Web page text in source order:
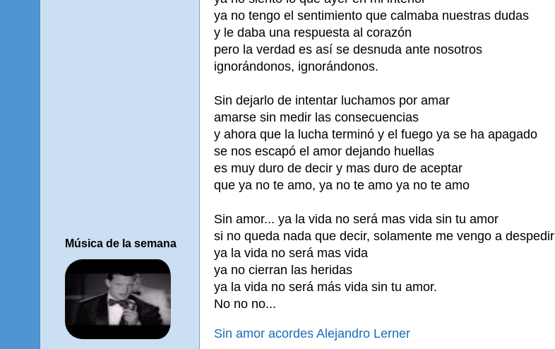
ya no tengo el sentimiento que calmaba nuestras dudas
y le daba una respuesta al corazón
pero la verdad es así se desnuda ante nosotros
ignorándonos, ignorándonos.
Sin dejarlo de intentar luchamos por amar
amarse sin medir las consecuencias
y ahora que la lucha terminó y el fuego ya se ha apagado
se nos escapó el amor dejando huellas
es muy duro de decir y mas duro de aceptar
que ya no te amo, ya no te amo ya no te amo
Sin amor... ya la vida no será mas vida sin tu amor
si no queda nada que decir, solamente me vengo a despedir
ya la vida no será mas vida
ya no cierran las heridas
ya la vida no será más vida sin tu amor.
No no no...
Sin amor acordes Alejandro Lerner
Música de la semana